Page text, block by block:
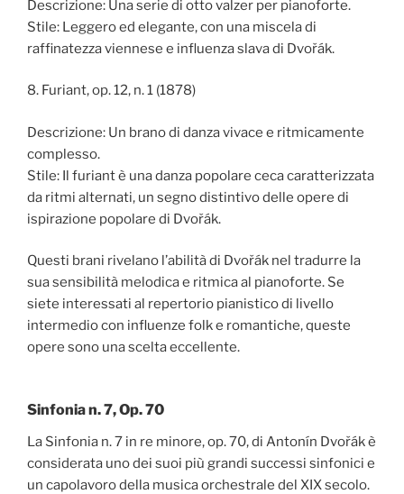
Descrizione: Una serie di otto valzer per pianoforte.
Stile: Leggero ed elegante, con una miscela di
raffinatezza viennese e influenza slava di Dvořák.
8. Furiant, op. 12, n. 1 (1878)
Descrizione: Un brano di danza vivace e ritmicamente
complesso.
Stile: Il furiant è una danza popolare ceca caratterizzata
da ritmi alternati, un segno distintivo delle opere di
ispirazione popolare di Dvořák.
Questi brani rivelano l’abilità di Dvořák nel tradurre la
sua sensibilità melodica e ritmica al pianoforte. Se
siete interessati al repertorio pianistico di livello
intermedio con influenze folk e romantiche, queste
opere sono una scelta eccellente.
Sinfonia n. 7, Op. 70
La Sinfonia n. 7 in re minore, op. 70, di Antonín Dvořák è
considerata uno dei suoi più grandi successi sinfonici e
un capolavoro della musica orchestrale del XIX secolo.